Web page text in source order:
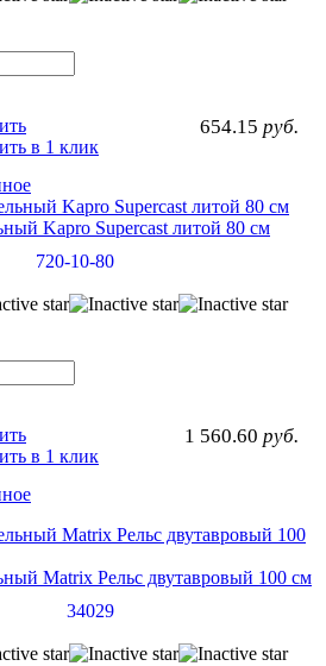
654.15 руб.
в 1 клик
Kapro Supercast литой 80 см
720-10-80
1 560.60 руб.
в 1 клик
Matrix Рельс двутавровый 100 см
34029